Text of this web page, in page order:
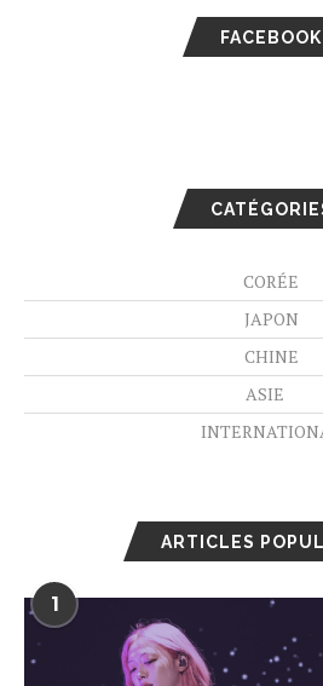
FACEBOOK
CORÉE
JAPON
CHINE
ASIE
ARTICLES
1